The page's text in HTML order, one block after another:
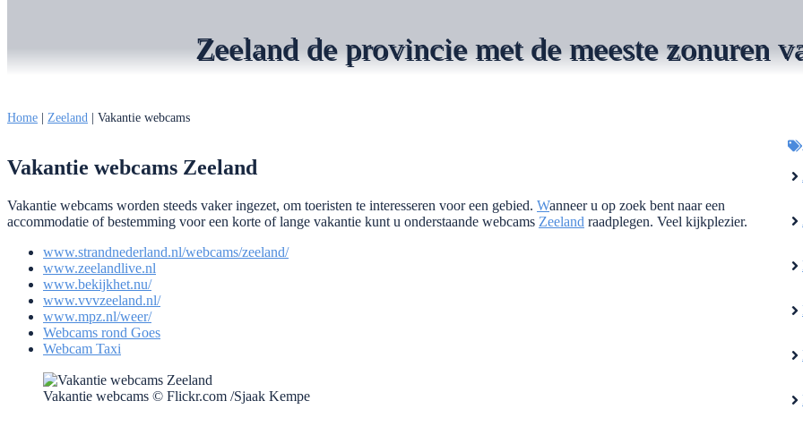
Zeeland de provincie met de meeste zonuren
Home | Zeeland | Vakantie webcams
Vakantie webcams Zeeland
Vakantie webcams worden steeds vaker ingezet, om toeristen te interesseren voor een gebied. Wanneer u op zoek bent naar een
accommodatie of bestemming voor een korte of lange vakantie kunt u onderstaande webcams Zeeland raadplegen. Veel kijkplezier.
www.strandnederland.nl/webcams/zeeland/
www.zeelandlive.nl
www.bekijkhet.nu/
www.vvvzeeland.nl/
www.mpz.nl/weer/
Webcams rond Goes
Webcam Taxi
Vakantie webcams © Flickr.com /Sjaak Kempe